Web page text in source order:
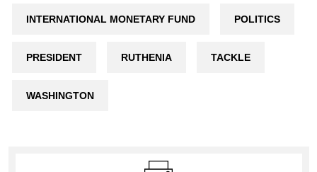
INTERNATIONAL MONETARY FUND POLITICS
PRESIDENT RUTHENIA TACKLE
WASHINGTON